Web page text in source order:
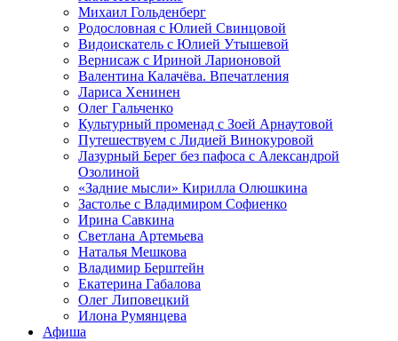
Михаил Гольденберг
Родословная с Юлией Свинцовой
Видоискатель с Юлией Утышевой
Вернисаж с Ириной Ларионовой
Валентина Калачёва. Впечатления
Лариса Хенинен
Олег Гальченко
Культурный променад с Зоей Арнаутовой
Путешествуем с Лидией Винокуровой
Лазурный Берег без пафоса с Александрой
Озолиной
«Задние мысли» Кирилла Олюшкина
Застолье с Владимиром Софиенко
Ирина Савкина
Светлана Артемьева
Наталья Мешкова
Владимир Берштейн
Екатерина Габалова
Олег Липовецкий
Илона Румянцева
Афиша